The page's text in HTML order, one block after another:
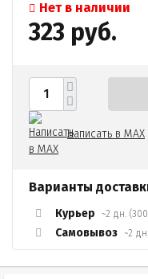
Нет в наличии
323 руб.
Написать в MAX
Варианты
Курьер ~2 дн.
Самовывоз ~2